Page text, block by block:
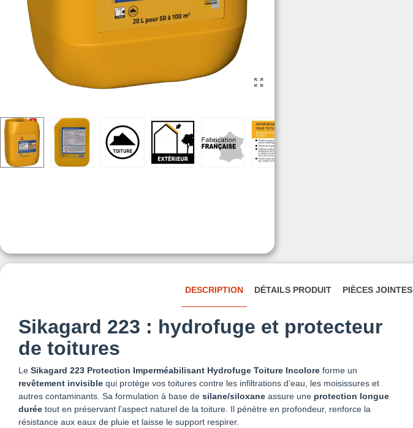
DESCRIPTION DÉTAILS PRODUIT PIÈCES JOINTES
Sikagard 223 : hydrofuge et protecteur
de toitures
Le Sikagard 223 Protection Imperméabilisant Hydrofuge Toiture Incolore forme un
revêtement invisible qui protège vos toitures contre les infiltrations d’eau, les moisissures et
autres contaminants. Sa formulation à base de silane/siloxane assure une protection longue
durée tout en préservant l’aspect naturel de la toiture. Il pénètre en profondeur, renforce la
résistance aux eaux de pluie et laisse le support respirer.